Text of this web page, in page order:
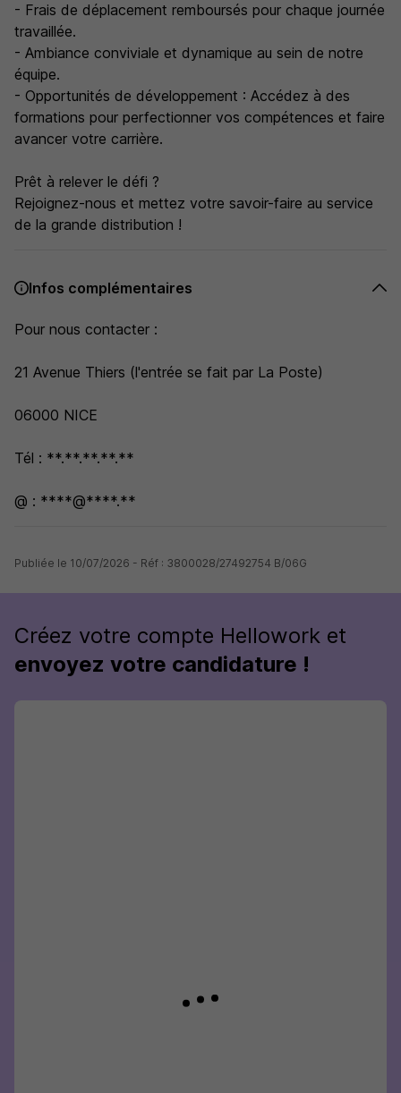
- Frais de déplacement remboursés pour chaque journée
travaillée.
- Ambiance conviviale et dynamique au sein de notre
équipe.
- Opportunités de développement : Accédez à des
formations pour perfectionner vos compétences et faire
avancer votre carrière.
Prêt à relever le défi ?
Rejoignez-nous et mettez votre savoir-faire au service
de la grande distribution !
Infos complémentaires
Pour nous contacter :
21 Avenue Thiers (l'entrée se fait par La Poste)
06000 NICE
Tél : **.**.**.**.**
@ : ****@****.**
Publiée le 10/07/2026 - Réf : 3800028/27492754 B/06G
Créez votre compte Hellowork et
envoyez votre candidature !